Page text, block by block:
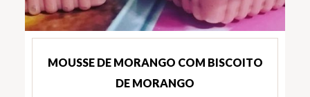
MOUSSE DE MORANGO COM BISCOITO
DE MORANGO